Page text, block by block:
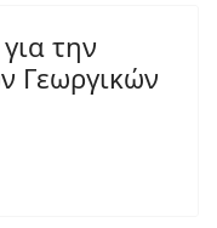
την
Γεωργικών